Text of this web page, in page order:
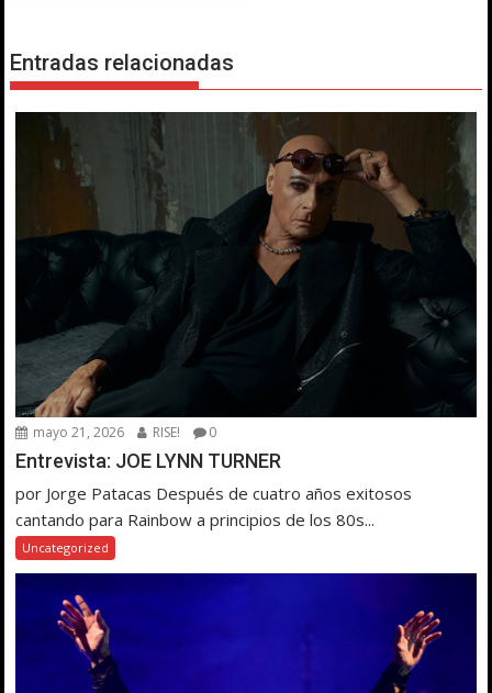
Entradas relacionadas
mayo 21, 2026 RISE! 0
Entrevista: JOE LYNN TURNER
por Jorge Patacas Después de cuatro años exitosos
cantando para Rainbow a principios de los 80s...
Uncategorized